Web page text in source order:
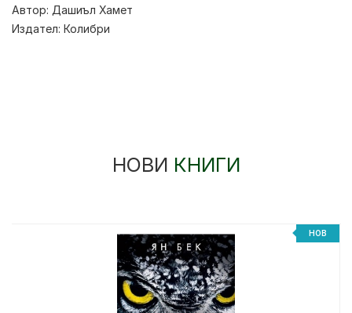
Автор: Дашиъл Хамет
Издател: Колибри
НОВИ КНИГИ
НОВ